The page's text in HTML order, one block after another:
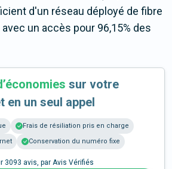
d'un réseau déployé de fibre
un accès pour 96,15% des
sur votre
en un seul appel
Frais de résiliation pris en charge
Conservation du numéro fixe
3093 avis, par Avis Vérifiés